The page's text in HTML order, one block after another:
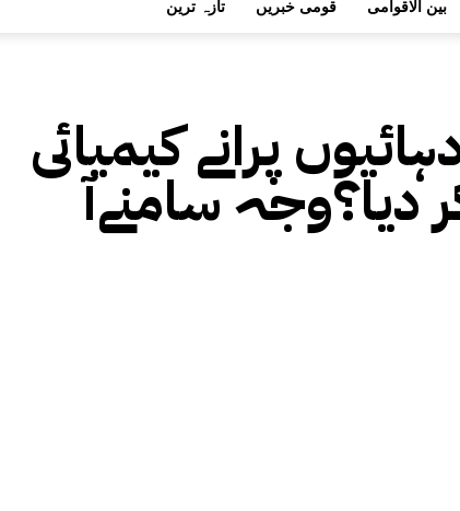
تازہ ترین قومی خبریں بین الاقوامی
پرانے کیمیائی
دیا؟وجہ سامنےآ